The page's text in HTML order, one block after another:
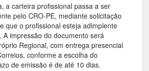
a carteira profissional passa a ser
pelo CRO-PE, mediante solicitação
que o profissional esteja adimplente
A impressão do documento será
Regional, com entrega presencial
conforme a escolha do
de emissão é de até 10 dias.